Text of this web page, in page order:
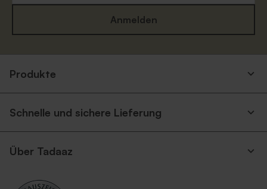
Anmelden
Produkte
Schnelle und sichere Lieferung
Über Tadaaz